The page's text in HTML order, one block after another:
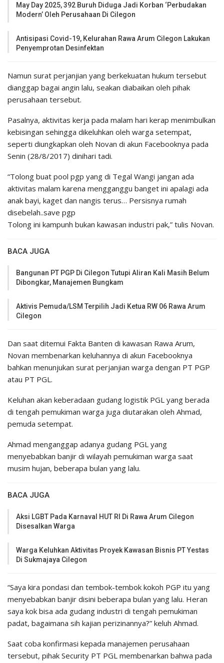
May Day 2025, 392 Buruh Diduga Jadi Korban ‘Perbudakan
Modern’ Oleh Perusahaan Di Cilegon
Antisipasi Covid-19, Kelurahan Rawa Arum Cilegon Lakukan
Penyemprotan Desinfektan
Namun surat perjanjian yang berkekuatan hukum tersebut
dianggap bagai angin lalu, seakan diabaikan oleh pihak
perusahaan tersebut.
Pasalnya, aktivitas kerja pada malam hari kerap menimbulkan
kebisingan sehingga dikeluhkan oleh warga setempat,
seperti diungkapkan oleh Novan di akun Facebooknya pada
Senin (28/8/2017) dinihari tadi.
“Tolong buat pool pgp yang di Tegal Wangi jangan ada
aktivitas malam karena mengganggu banget ini apalagi ada
anak bayi, kaget dan nangis terus… Persisnya rumah
disebelah..save pgp
Tolong ini kampunh bukan kawasan industri pak,” tulis Novan.
BACA JUGA
Bangunan PT PGP Di Cilegon Tutupi Aliran Kali Masih Belum
Dibongkar, Manajemen Bungkam
Aktivis Pemuda/LSM Terpilih Jadi Ketua RW 06 Rawa Arum
Cilegon
Dan saat ditemui Fakta Banten di kawasan Rawa Arum,
Novan membenarkan keluhannya di akun Facebooknya
bahkan menunjukan surat perjanjian warga dengan PT PGP
atau PT PGL.
Keluhan akan keberadaan gudang logistik PGL yang berada
di tengah pemukiman warga juga diutarakan oleh Ahmad,
pemuda setempat.
Ahmad menganggap adanya gudang PGL yang
menyebabkan banjir di wilayah pemukiman warga saat
musim hujan, beberapa bulan yang lalu.
BACA JUGA
Aksi LGBT Pada Karnaval HUT RI Di Rawa Arum Cilegon
Disesalkan Warga
Warga Keluhkan Aktivitas Proyek Kawasan Bisnis PT Yestas
Di Sukmajaya Cilegon
“Saya kira pondasi dan tembok-tembok kokoh PGP itu yang
menyebabkan banjir disini beberapa bulan yang lalu. Heran
saya kok bisa ada gudang industri di tengah pemukiman
padat, bagaimana sih kajian perizinannya?” keluh Ahmad.
Saat coba konfirmasi kepada manajemen perusahaan
tersebut, pihak Security PT PGL membenarkan bahwa pada